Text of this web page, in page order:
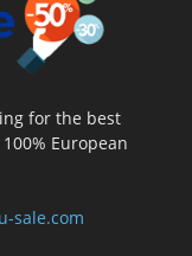
for the best
European
sale.com